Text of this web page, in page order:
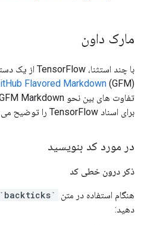
مارک داون
با چند استثنا، TensorFlow از یک دستور Markdown مشابه با
Flavored Markdown
برای اسناد TensorFlow را توضیح می دهد.
در مورد کد بنویسید
ذکر درون خطی کد
هنگام استفاده در متن `backticks`
دهید: